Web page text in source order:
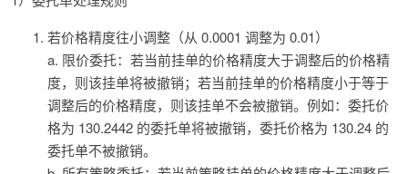
若价格精度往小调整（从 0.0001 调整为 0.01）
a. 限价委托：若当前挂单的价格精度大于调整后的价格精
度，则该挂单将被撤销；若当前挂单的价格精度小于等于
调整后的价格精度，则该挂单不会被撤销。例如：委托价
格为 130.2442 的委托单将被撤销，委托价格为 130.24 的
委托单不被撤销。